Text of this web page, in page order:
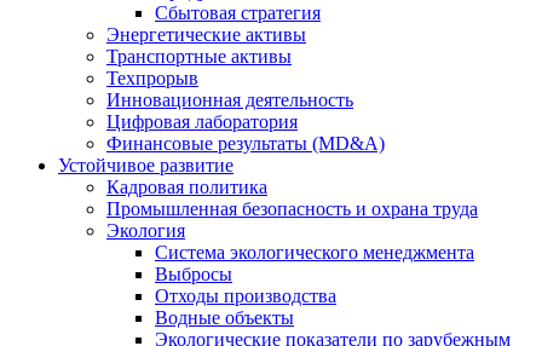
Сбытовая стратегия
Энергетические активы
Транспортные активы
Техпрорыв
Инновационная деятельность
Цифровая лаборатория
Финансовые результаты (MD&A)
Устойчивое развитие
Кадровая политика
Промышленная безопасность и охрана труда
Экология
Система экологического менеджмента
Выбросы
Отходы производства
Водные объекты
Экологические показатели по зарубежным